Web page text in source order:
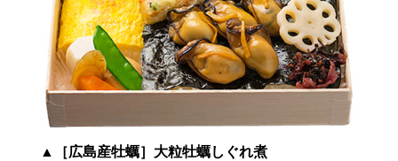
▲ ［広島産牡蠣］大粒牡蠣しぐれ煮